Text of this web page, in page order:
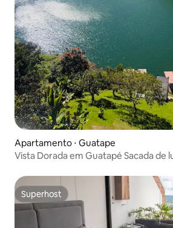
Apartamento ⋅ Guatape
Vista Dorada em Guatapé Sacada de luxo com vista para o
Superhost
Superhost